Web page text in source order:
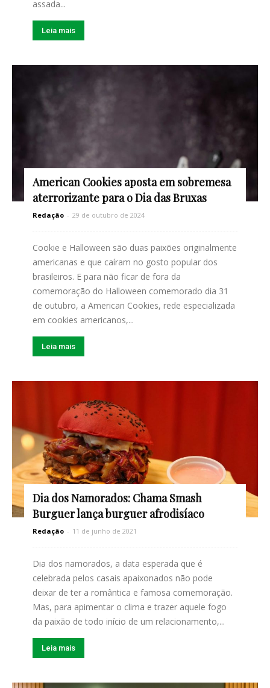
assada...
Leia mais
American Cookies aposta em sobremesa
aterrorizante para o Dia das Bruxas
Redação - 29 de outubro de 2024
Cookie e Halloween são duas paixões originalmente
americanas e que caíram no gosto popular dos
brasileiros. E para não ficar de fora da
comemoração do Halloween comemorado dia 31
de outubro, a American Cookies, rede especializada
em cookies americanos,...
Leia mais
Dia dos Namorados: Chama Smash
Burguer lança burguer afrodisíaco
Redação - 11 de junho de 2021
Dia dos namorados, a data esperada que é
celebrada pelos casais apaixonados não pode
deixar de ter a romântica e famosa comemoração.
Mas, para apimentar o clima e trazer aquele fogo
da paixão de todo início de um relacionamento,...
Leia mais